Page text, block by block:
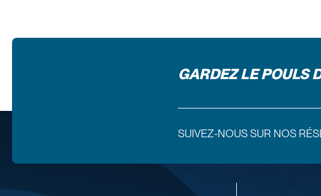
GARDEZ LE POULS
SUIVEZ-NOUS SUR NOS